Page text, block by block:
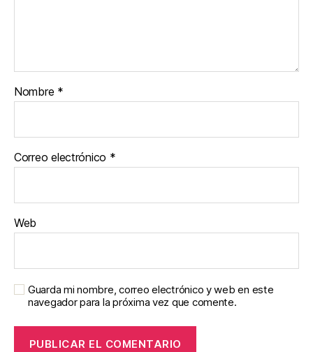
Nombre *
Correo electrónico *
Web
Guarda mi nombre, correo electrónico y web en este
navegador para la próxima vez que comente.